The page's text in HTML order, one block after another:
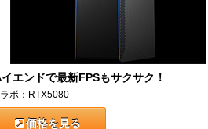
エンドで最新FPSもサクサク！
ボ：RTX5080
価格を見る